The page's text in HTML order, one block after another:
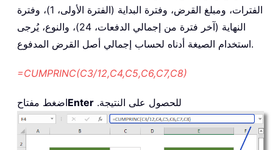
الفترات، ومبلغ القرض، وفترة البداية (الفترة الأولى، 1)، وفترة
النهاية (آخر فترة من إجمالي الدفعات، 24)، والنوع، يُرجى
استخدام الصيغة أدناه لحساب إجمالي أصل القرض المدفوع.
=CUMPRINC(C3/12,C4,C5,C6,C7,C8)
اضغط مفتاحEnter للحصول على النتيجة.